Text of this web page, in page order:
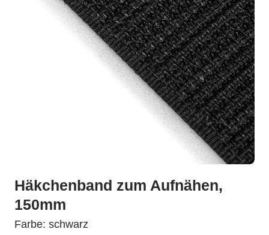
Häkchenband zum Aufnähen,
150mm
Farbe: schwarz